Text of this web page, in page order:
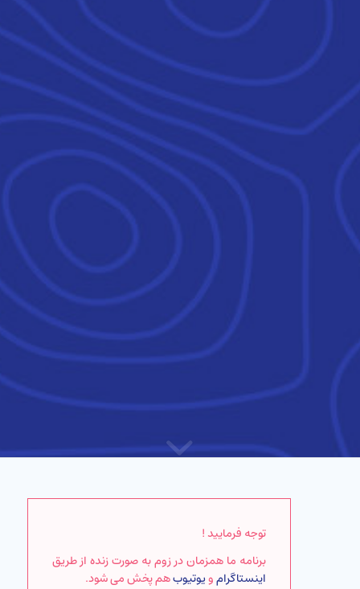
توجه فرمایید !
برنامه ما همزمان در زوم به صورت زنده از طریق
اینستاگرامویوتیوبهم پخش می شود.